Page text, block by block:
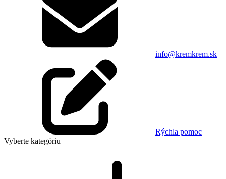
info@kremkrem.sk
Rýchla pomoc
Vyberte kategóriu